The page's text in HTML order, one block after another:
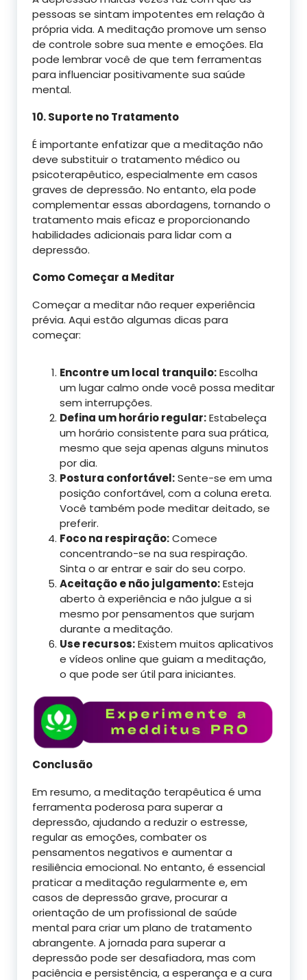
pessoas se sintam impotentes em relação à
própria vida. A meditação promove um senso
de controle sobre sua mente e emoções. Ela
pode lembrar você de que tem ferramentas
para influenciar positivamente sua saúde
mental.
10. Suporte no Tratamento
É importante enfatizar que a meditação não
deve substituir o tratamento médico ou
psicoterapêutico, especialmente em casos
graves de depressão. No entanto, ela pode
complementar essas abordagens, tornando o
tratamento mais eficaz e proporcionando
habilidades adicionais para lidar com a
depressão.
Como Começar a Meditar
Começar a meditar não requer experiência
prévia. Aqui estão algumas dicas para
começar:
Encontre um local tranquilo:Escolha
um lugar calmo onde você possa meditar
sem interrupções.
Defina um horário regular:Estabeleça
um horário consistente para sua prática,
mesmo que seja apenas alguns minutos
por dia.
Postura confortável:Sente-se em uma
posição confortável, com a coluna ereta.
Você também pode meditar deitado, se
preferir.
Foco na respiração:Comece
concentrando-se na sua respiração.
Sinta o ar entrar e sair do seu corpo.
Aceitação e não julgamento:Esteja
aberto à experiência e não julgue a si
mesmo por pensamentos que surjam
durante a meditação.
Use recursos:Existem muitos aplicativos
e vídeos online que guiam a meditação,
o que pode ser útil para iniciantes.
Conclusão
Em resumo, a meditação terapêutica é uma
ferramenta poderosa para superar a
depressão, ajudando a reduzir o estresse,
regular as emoções, combater os
pensamentos negativos e aumentar a
resiliência emocional. No entanto, é essencial
praticar a meditação regularmente e, em
casos de depressão grave, procurar a
orientação de um profissional de saúde
mental para criar um plano de tratamento
abrangente. A jornada para superar a
depressão pode ser desafiadora, mas com
paciência e persistência, a esperança e a cura